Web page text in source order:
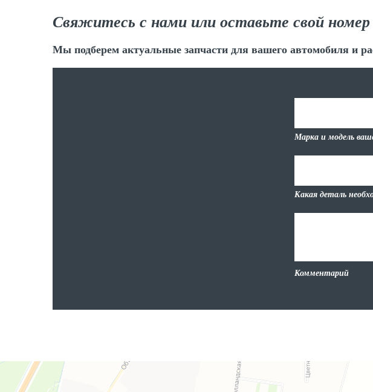
Свяжитесь с нами или оставьте свой номер
Мы подберем актуальные запчасти для вашего автомобиля и
Марка и модель
Какая деталь
Комментарий
Яндекс.Карты
Яндекс.Карты — поиск мест и адресов, городской транспорт